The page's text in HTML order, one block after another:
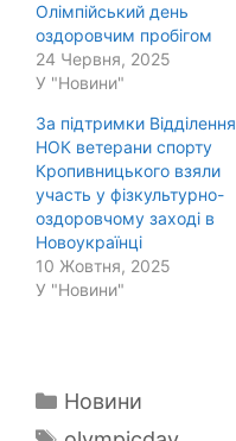
Олімпійський день
оздоровчим пробігом
24 Червня, 2025
У "Новини"
За підтримки Відділення
НОК ветерани спорту
Кропивницького взяли
участь у фізкультурно-
оздоровчому заході в
Новоукраїнці
10 Жовтня, 2025
У "Новини"
Категорії
Новини
Позначки